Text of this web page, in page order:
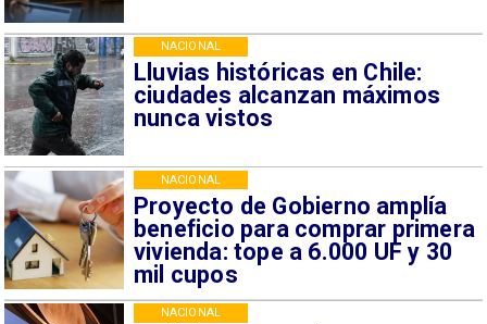
Lluvias históricas en Chile:
ciudades alcanzan máximos
nunca vistos
NACIONAL
Proyecto de Gobierno amplía
beneficio para comprar primera
vivienda: tope a 6.000 UF y 30
mil cupos
NACIONAL
NACIONAL